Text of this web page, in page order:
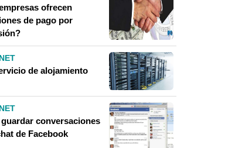
ofrecen
de pago por
de alojamiento
conversaciones
de Facebook